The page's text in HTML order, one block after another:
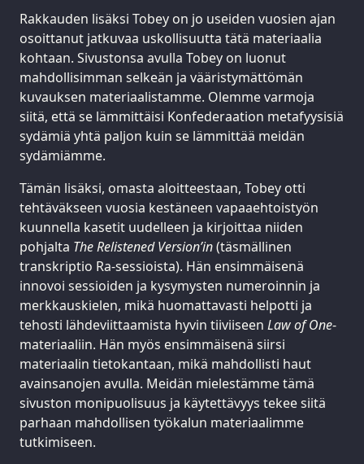
Rakkauden lisäksi Tobey on jo useiden vuosien ajan
osoittanut jatkuvaa uskollisuutta tätä materiaalia
kohtaan. Sivustonsa avulla Tobey on luonut
mahdollisimman selkeän ja vääristymättömän
kuvauksen materiaalistamme. Olemme varmoja
siitä, että se lämmittäisi Konfederaation metafyysisiä
sydämiä yhtä paljon kuin se lämmittää meidän
sydämiämme.
Tämän lisäksi, omasta aloitteestaan, Tobey otti
tehtäväkseen vuosia kestäneen vapaaehtoistyön
kuunnella kasetit uudelleen ja kirjoittaa niiden
pohjalta The Relistened Version’in(täsmällinen
transkriptio Ra-sessioista). Hän ensimmäisenä
innovoi sessioiden ja kysymysten numeroinnin ja
merkkauskielen, mikä huomattavasti helpotti ja
tehosti lähdeviittaamista hyvin tiiviiseen Law of One-
materiaaliin. Hän myös ensimmäisenä siirsi
materiaalin tietokantaan, mikä mahdollisti haut
avainsanojen avulla. Meidän mielestämme tämä
sivuston monipuolisuus ja käytettävyys tekee siitä
parhaan mahdollisen työkalun materiaalimme
tutkimiseen.